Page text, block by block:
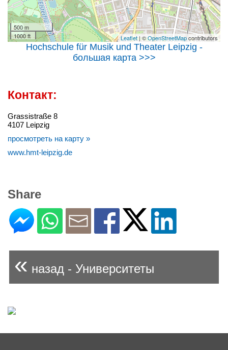
500 m
1000 ft
Leaflet| ©OpenStreetMapcontributors
Hochschule für Musik und Theater Leipzig -
большая карта >>>
Контакт:
Grassistraße 8
4107 Leipzig
просмотреть на карту »
www.hmt-leipzig.de
Share
« назад - Университеты